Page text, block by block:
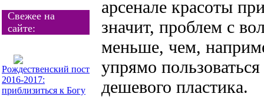
Свежее на
сайте:
Рождественский пост
2016-2017:
приблизиться к Богу
арсенале красоты
значит, проблем с
меньше, чем,
упрямо
дешевого пластика.